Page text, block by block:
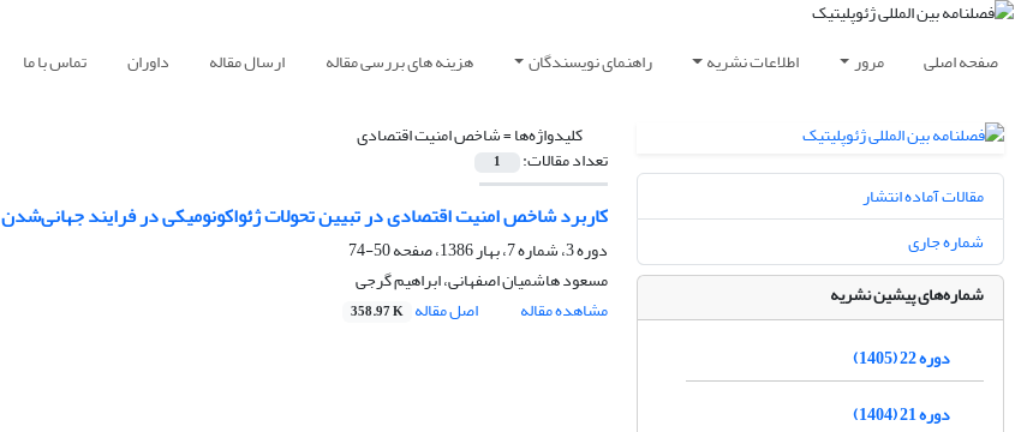
صفحه اصلی مرور اطلاعات نشریه راهنمای نویسندگان هزینه های بررسی مقاله ارسال مقاله داوران تماس با ما
کلیدواژه‌ها =شاخص امنیت اقتصادی
تعداد مقالات: 1
کاربرد شاخص امنیت اقتصادی در تبیین تحولات ژئواکونومیکی در فرایند جهانی‌شدن
دوره 3، شماره 7، بهار 1386، صفحه
50-74
مسعود هاشمیان اصفهانی، ابراهیم گرجی
مشاهده مقاله
اصل مقاله 358.97 K
مقالات آماده انتشار
شماره جاری
شماره‌های پیشین نشریه
دوره 22 (1405)
دوره 21 (1404)